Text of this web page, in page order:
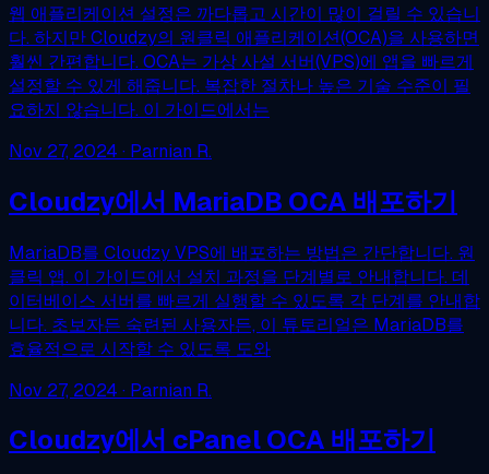
웹 애플리케이션 설정은 까다롭고 시간이 많이 걸릴 수 있습니
다. 하지만 Cloudzy의 원클릭 애플리케이션(OCA)을 사용하면
훨씬 간편합니다. OCA는 가상 사설 서버(VPS)에 앱을 빠르게
설정할 수 있게 해줍니다. 복잡한 절차나 높은 기술 수준이 필
요하지 않습니다. 이 가이드에서는
Nov 27, 2024 · Parnian R.
Cloudzy에서 MariaDB OCA 배포하기
MariaDB를 Cloudzy VPS에 배포하는 방법은 간단합니다. 원
클릭 앱. 이 가이드에서 설치 과정을 단계별로 안내합니다. 데
이터베이스 서버를 빠르게 실행할 수 있도록 각 단계를 안내합
니다. 초보자든 숙련된 사용자든, 이 튜토리얼은 MariaDB를
효율적으로 시작할 수 있도록 도와
Nov 27, 2024 · Parnian R.
Cloudzy에서 cPanel OCA 배포하기